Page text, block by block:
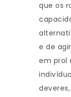
que os
e de
em prol